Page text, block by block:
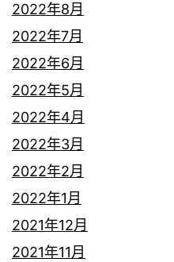
2022年8月
2022年7月
2022年6月
2022年5月
2022年4月
2022年3月
2022年2月
2022年1月
2021年12月
2021年11月